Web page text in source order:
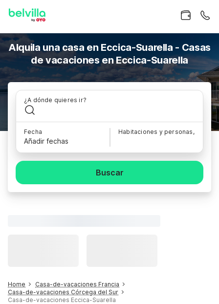
Alquila una casa en Eccica-Suarella - Casas
de vacaciones en Eccica-Suarella
¿A dónde quieres ir?
Fecha
Añadir fechas
Habitaciones y personas,
Buscar
Home
Casa-de-vacaciones Francia
Casa-de-vacaciones Córcega del Sur
Casa-de-vacaciones Eccica-Suarella